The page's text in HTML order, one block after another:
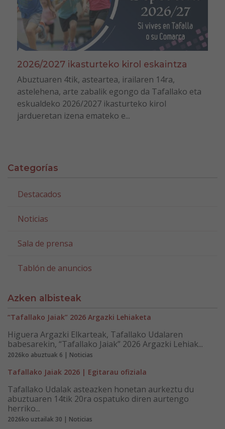
2026/2027 ikasturteko kirol eskaintza
Abuztuaren 4tik, asteartea, irailaren 14ra,
astelehena, arte zabalik egongo da Tafallako eta
eskualdeko 2026/2027 ikasturteko kirol
jardueretan izena emateko e...
Categorías
Destacados
Noticias
Sala de prensa
Tablón de anuncios
Azken albisteak
“Tafallako Jaiak” 2026 Argazki Lehiaketa
Higuera Argazki Elkarteak, Tafallako Udalaren
babesarekin, “Tafallako Jaiak” 2026 Argazki Lehiak...
2026ko abuztuak 6 | Noticias
Tafallako Jaiak 2026 | Egitarau ofiziala
Tafallako Udalak asteazken honetan aurkeztu du
abuztuaren 14tik 20ra ospatuko diren aurtengo
herriko...
2026ko uztailak 30 | Noticias